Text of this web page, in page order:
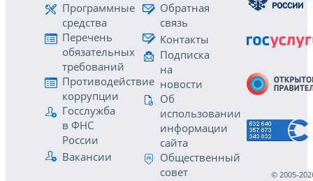
Программные
средства
Перечень
обязательных
требований
Противодействие
коррупции
Госслужба
в ФНС
России
Вакансии
Обратная
связь
Контакты
Подписка
на
новости
Об
использовании
информации
сайта
Общественный
совет
© 2005-